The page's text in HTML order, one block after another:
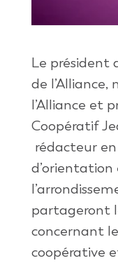
Le président
de l’Alliance,
l’Alliance et
Coopératif
rédacteur
partageront
concernant
coopérative